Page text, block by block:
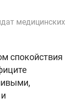
медицинских
спокойствия